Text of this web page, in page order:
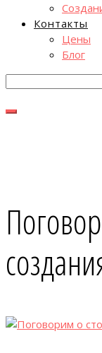
Контакты
Цены
Блог